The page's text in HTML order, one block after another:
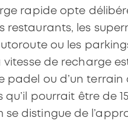
rapide opte
les
ou les
de recharge
padel ou d’un
pourrait être de
distingue de